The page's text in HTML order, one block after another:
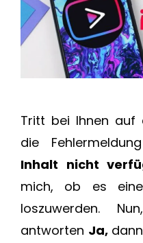
Tritt bei Ihnen auf
die
Inhalt nicht
mich, ob es
loszuwerden.
antworten Ja,